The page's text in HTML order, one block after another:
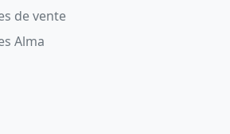
de vente
Alma